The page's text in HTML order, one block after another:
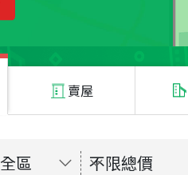
賣屋
全區 不限總價